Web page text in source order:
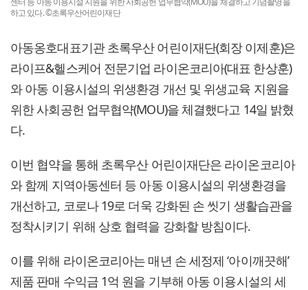
하고 있다. ©초록우산어린이재단
아동옹호대표기관 초록우산 어린이재단(회장 이제훈)은
라이프&헬스케어 전문기업 라이온코리아(대표 한상훈)
와 아동 이용시설의 위생환경 개선 및 위생교육 지원을
위한 사회공헌 업무협약(MOU)을 체결했다고 14일 밝혔
다.
이번 협약을 통해 초록우산 어린이재단은 라이온코리아
와 함께 지역아동센터 등 아동 이용시설의 위생환경을
개선하고, 코로나 19로 더욱 강화된 손 씻기 생활습관을
정착시키기 위해 상호 협력을 강화할 방침이다.
이를 위해 라이온코리아는 매년 손 세정제 ‘아이깨끗해’
제품 판매 수익금 1억 원을 기부해 아동 이용시설의 세